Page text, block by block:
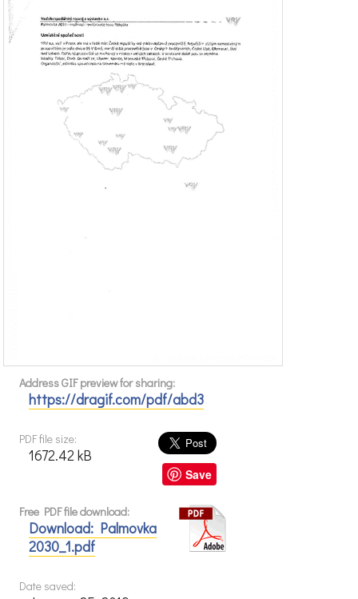
Address GIF preview for sharing:
https://dragif.com/pdf/abd3
Save
PDF file size:
1672.42 kB
Free PDF file download:
Download: Palmovka
2030_1.pdf
Date saved: